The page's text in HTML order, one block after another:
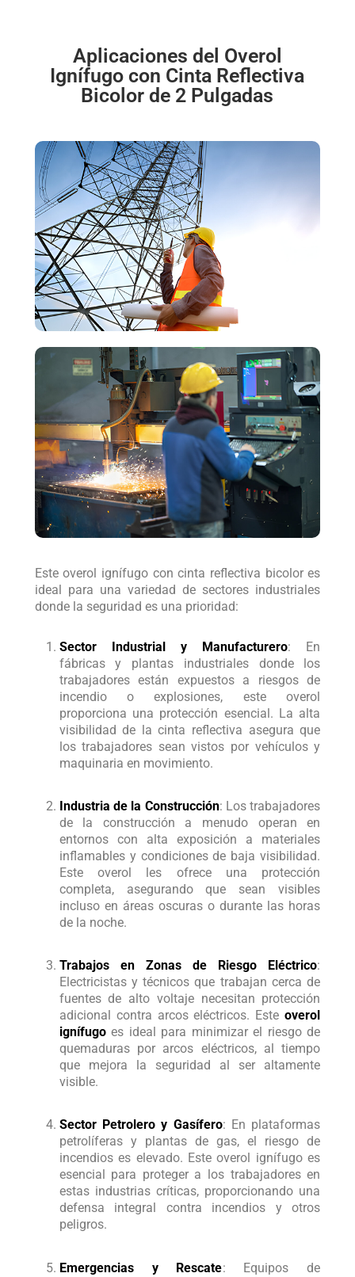
Aplicaciones del Overol
Ignífugo con Cinta Reflectiva
Bicolor de 2 Pulgadas
Este overol ignífugo con cinta reflectiva bicolor es
ideal para una variedad de sectores industriales
donde la seguridad es una prioridad:
Sector Industrial y Manufacturero: En
fábricas y plantas industriales donde los
trabajadores están expuestos a riesgos de
incendio o explosiones, este overol
proporciona una protección esencial. La alta
visibilidad de la cinta reflectiva asegura que
los trabajadores sean vistos por vehículos y
maquinaria en movimiento.
Industria de la Construcción: Los trabajadores
de la construcción a menudo operan en
entornos con alta exposición a materiales
inflamables y condiciones de baja visibilidad.
Este overol les ofrece una protección
completa, asegurando que sean visibles
incluso en áreas oscuras o durante las horas
de la noche.
Trabajos en Zonas de Riesgo Eléctrico:
Electricistas y técnicos que trabajan cerca de
fuentes de alto voltaje necesitan protección
adicional contra arcos eléctricos. Este overol
ignífugoes ideal para minimizar el riesgo de
quemaduras por arcos eléctricos, al tiempo
que mejora la seguridad al ser altamente
visible.
Sector Petrolero y Gasífero: En plataformas
petrolíferas y plantas de gas, el riesgo de
incendios es elevado. Este overol ignífugo es
esencial para proteger a los trabajadores en
estas industrias críticas, proporcionando una
defensa integral contra incendios y otros
peligros.
Emergencias y Rescate: Equipos de